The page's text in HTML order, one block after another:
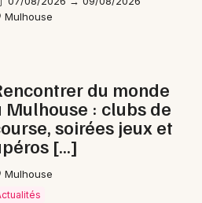
Mulhouse
du monde
Mulhouse : clubs de
soirées jeux et
[…]
Mulhouse